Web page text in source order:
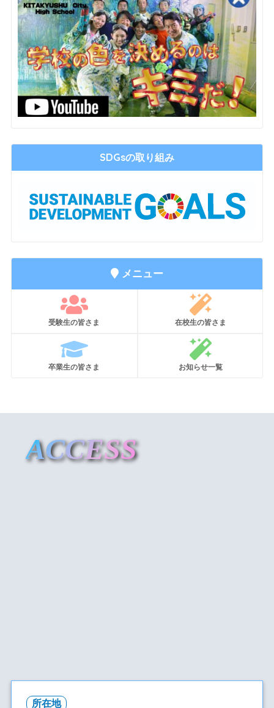
SDGsの取り組み
メニュー
受験生の皆さま 在校生の皆さま
卒業生の皆さま お知らせ一覧
ACCESS
所在地